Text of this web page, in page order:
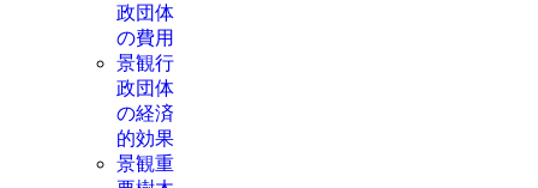
政団体
の費用
景観行
政団体
の経済
的効果
景観重